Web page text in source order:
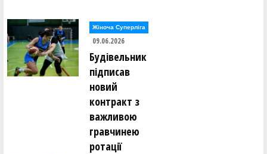
Ганна Дугінова ()
Сергій Дусь ()
Володимир Євпак ()
Сергій Євстрат'єв ()
Леонід Євстратьєв ()
Антоніна Єгорова ()
Олександр Єрьоменко ()
Олексій Жидков ()
Жіноча Суперліга
09.06.2026
Будівельник
підписав
новий
контракт з
важливою
гравчинею
ротації